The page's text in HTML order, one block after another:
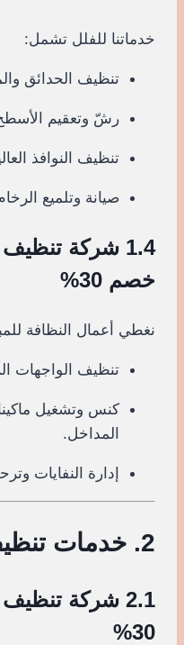
خدماتنا للفلل تشمل:
تنظيف الحدائق
رشّ وتعقيم
تنظيف النوافذ
صيانة وتلميع
1.4 شركة
خصم 30%
نغطي أعمال النظافة
تنظيف الواجهات
كنس وتشغيل
المداخل.
إدارة النفايات
2. خدمات تنظيف الأثاث والفرش
2.1 شركة
30%